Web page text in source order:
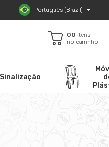
Português (Brazil)
00 itens
no carrinho
Sinalização